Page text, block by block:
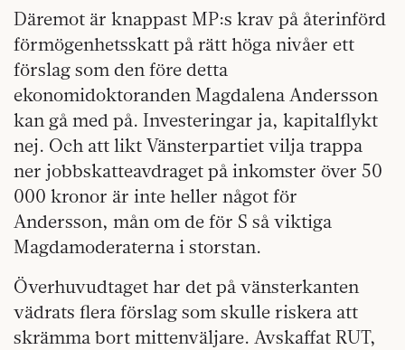
Däremot är knappast MP:s krav på återinförd
förmögenhetsskatt på rätt höga nivåer ett
förslag som den före detta
ekonomidoktoranden Magdalena Andersson
kan gå med på. Investeringar ja, kapitalflykt
nej. Och att likt Vänsterpartiet vilja trappa
ner jobbskatteavdraget på inkomster över 50
000 kronor är inte heller något för
Andersson, mån om de för S så viktiga
Magdamoderaterna i storstan.
Överhuvudtaget har det på vänsterkanten
vädrats flera förslag som skulle riskera att
skrämma bort mittenväljare. Avskaffat RUT,